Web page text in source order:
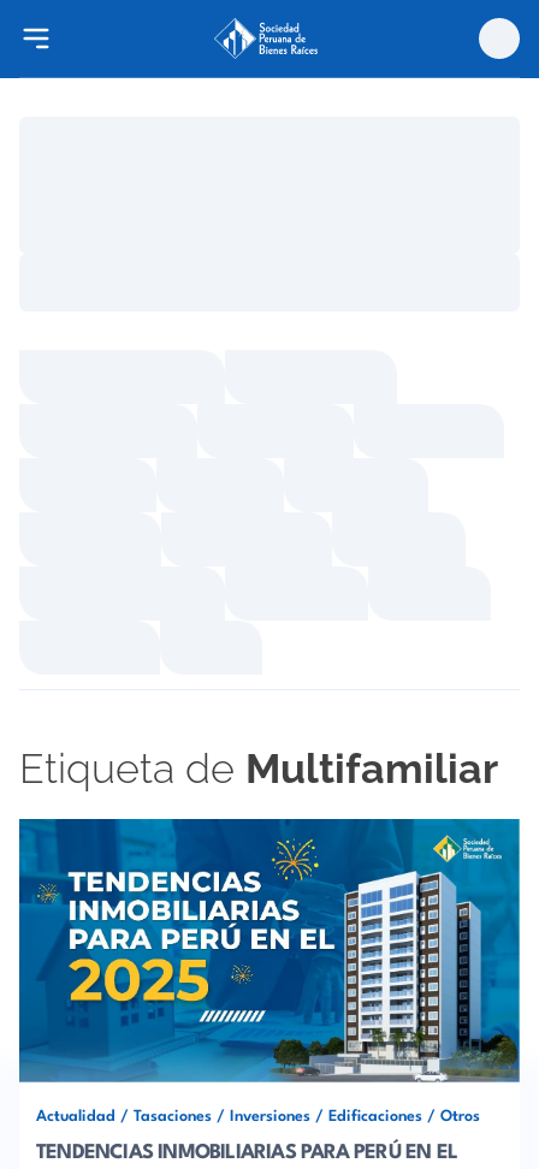
Etiqueta de Multifamiliar
Actualidad / Tasaciones / Inversiones / Edificaciones / Otros
TENDENCIAS INMOBILIARIAS PARA PERÚ EN EL